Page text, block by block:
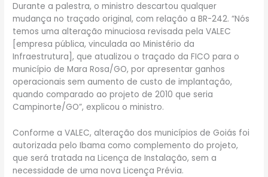
Durante a palestra, o ministro descartou qualquer
mudança no traçado original, com relação a BR-242. “Nós
temos uma alteração minuciosa revisada pela VALEC
[empresa pública, vinculada ao Ministério da
Infraestrutura], que atualizou o traçado da FICO para o
município de Mara Rosa/GO, por apresentar ganhos
operacionais sem aumento de custo de implantação,
quando comparado ao projeto de 2010 que seria
Campinorte/GO”, explicou o ministro.
Conforme a VALEC, alteração dos municípios de Goiás foi
autorizada pelo Ibama como complemento do projeto,
que será tratada na Licença de Instalação, sem a
necessidade de uma nova Licença Prévia.